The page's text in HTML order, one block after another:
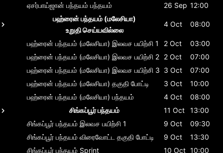
ஏசர்பாய்ஜான் பந்தயம் பந்தயம் 26 Sep 12:00
பஹ்ரைன் பந்தயம் (மலேசியா)
உறுதி செய்யவில்லை
4 Oct 08:00
பஹ்ரைன் பந்தயம் (மலேசியா) இலவச பயிற்சி 1 2 Oct
03:00
பஹ்ரைன் பந்தயம் (மலேசியா) இலவச பயிற்சி 2 2 Oct
07:00
பஹ்ரைன் பந்தயம் (மலேசியா) இலவச பயிற்சி 3 3 Oct
07:00
பஹ்ரைன் பந்தயம் (மலேசியா) தகுதி போட்டி 3 Oct
10:00
பஹ்ரைன் பந்தயம் (மலேசியா) பந்தயம் 4 Oct
08:00
சிங்கப்பூர் பந்தயம்
11 Oct
13:00
சிங்கப்பூர் பந்தயம் இலவச பயிற்சி 1 9 Oct
09:30
சிங்கப்பூர் பந்தயம் விரைவோட்ட தகுதி போட்டி 9 Oct
13:30
சிங்கப்பூர் பந்தயம் Sprint 10 Oct 10:00